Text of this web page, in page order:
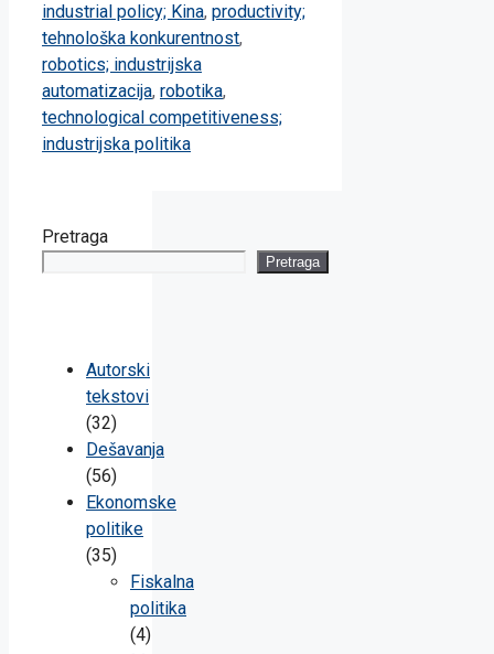
industrial policy; Kina, productivity;
tehnološka konkurentnost,
robotics; industrijska
automatizacija, robotika,
technological competitiveness;
industrijska politika
Pretraga
Pretraga
Autorski
tekstovi
(32)
Dešavanja
(56)
Ekonomske
politike
(35)
Fiskalna
politika
(4)